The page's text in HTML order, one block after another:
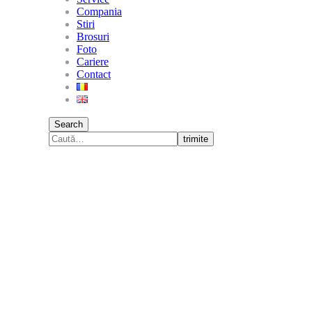
Compania
Stiri
Brosuri
Foto
Cariere
Contact
Search
trimite